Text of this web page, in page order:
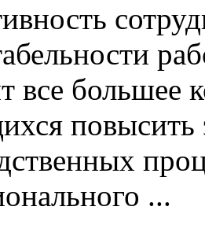
все большее
повысить
...